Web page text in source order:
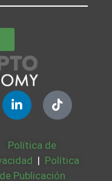
Política de
| Política
de Publicación